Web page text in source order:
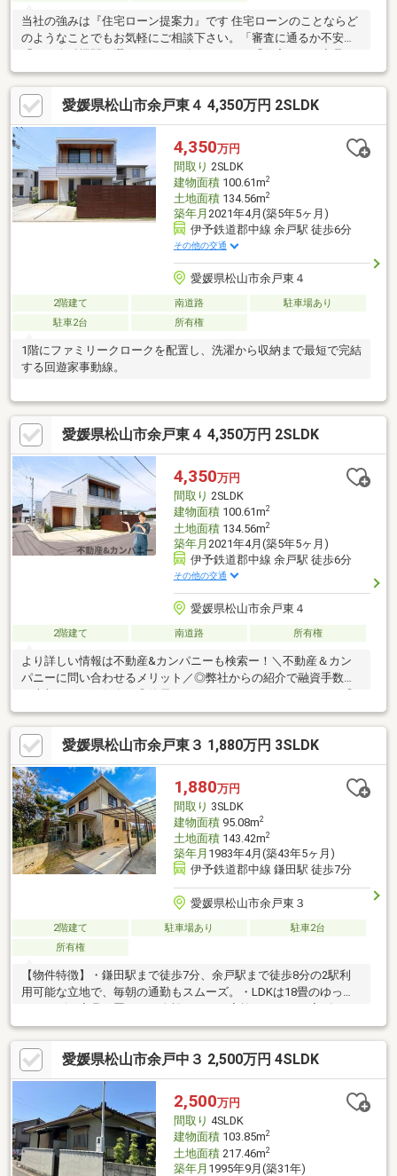
当社の強みは『住宅ローン提案力』です 住宅ローンのことならど
のようなことでもお気軽にご相談下さい。「審査に通るか不安」
選び方が分からない」「車のローンがあるけど大丈夫？」「年齢
がネックになっている」皆様のご不安やお悩みを一緒に解決しま
す！もちろん強引な営業は行いません。公平中立な立場でお客様
に合った金融機関をご提案させていただきます。SUUMO接客評
価コメント数ナンバーワンはお客様満足の証です。ぜひお気軽に
お問い合わせ下さい。
愛媛県松山市余戸東４ 4,350万円 2SLDK
4,350万円
間取り 2SLDK
建物面積100.61m2
土地面積134.56m2
築年月 2021年4月(築5年5ヶ月)
伊予鉄道郡中線 余戸駅 徒歩6分
その他の交通
愛媛県松山市余戸東４
2階建て 南道路
駐車場あり
駐車2台
所有権
1階にファミリークロークを配置し、洗濯から収納まで最短で完結
する回遊家事動線。
愛媛県松山市余戸東４ 4,350万円 2SLDK
4,350万円
間取り 2SLDK
建物面積100.61m2
土地面積134.56m2
築年月 2021年4月(築5年5ヶ月)
伊予鉄道郡中線 余戸駅 徒歩6分
その他の交通
愛媛県松山市余戸東４
2階建て 南道路 所有権
より詳しい情報は不動産&カンパニーも検索ー！＼不動産＆カン
パニーに問い合わせるメリット／◎弊社からの紹介で融資手数料
追加工事の提案と価格に自信があります！◎金額的に最小限で済
む買い方教えます！◎他社掲載の物件も含んでご案内ツアー可
能！物件を比較できます！◎楽しい！ってよく言われます(^^)/弊
社のHPにも書ききれない情報公開しておりますので、詳しくはそ
ちらもご覧ください
愛媛県松山市余戸東３ 1,880万円 3SLDK
1,880万円
間取り 3SLDK
建物面積95.08m2
土地面積143.42m2
築年月 1983年4月(築43年5ヶ月)
伊予鉄道郡中線 鎌田駅 徒歩7分
愛媛県松山市余戸東３
2階建て 駐車場あり
駐車2台
所有権
【物件特徴】・鎌田駅まで徒歩7分、余戸駅まで徒歩8分の2駅利
用可能な立地で、毎朝の通勤もスムーズ。・LDKは18畳のゆった
す。・全居室に収納があるだけでなく、書斎付きで、季節の荷物
もスッキリ。・カーポート付きの駐車場には縦列2台駐車が可能。
雨の日のお買い物帰りも荷物の運び入れが安心。・松山生協余土
店まで徒歩8分。夕食の買い出しも、お散歩ついでに済ませられる
距離感。・ドラッグストアmac余戸店まで徒歩9分。日用品の買い
出しも便利。再建築時後退要（約55cm）1071-7の公衆用道路
（2.31m2は無償譲渡です）
愛媛県松山市余戸中３ 2,500万円 4SLDK
2,500万円
間取り 4SLDK
建物面積103.85m2
土地面積217.46m2
築年月 1995年9月(築31年)